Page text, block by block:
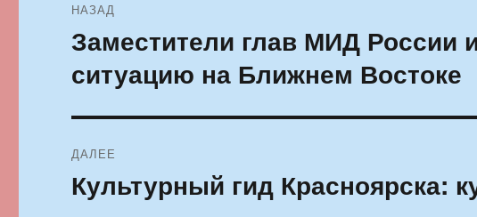
по
записям
НАЗАД
Предыдущая
Заместители глав МИД России
ситуацию на Ближнем Востоке
ДАЛЕЕ
Следующая
запись:
Культурный гид Красноярска: